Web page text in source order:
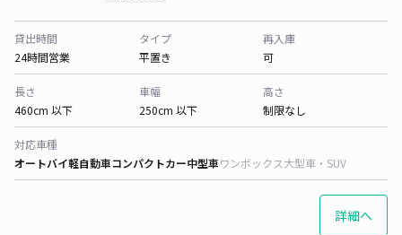
貸出時間
24時間営業
タイプ
平置き
再入庫
可
長さ
460cm 以下
車幅
250cm 以下
高さ
制限なし
対応車種
オートバイ軽自動車コンパクトカー中型車ワンボックス大型車・SUV
詳細へ